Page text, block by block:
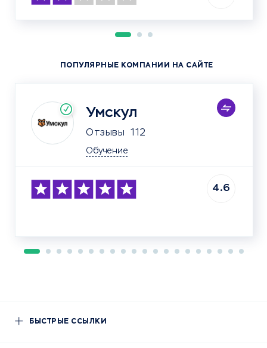
ПОПУЛЯРНЫЕ КОМПАНИИ НА САЙТЕ
Умскул
Отзывы 112
Обучение
4.6
БЫСТРЫЕ ССЫЛКИ